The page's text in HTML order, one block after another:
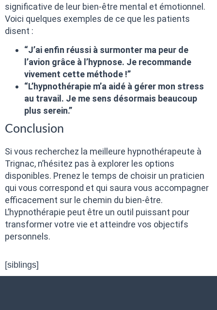
significative de leur bien-être mental et émotionnel.
Voici quelques exemples de ce que les patients
disent :
“J’ai enfin réussi à surmonter ma peur de
l’avion grâce à l’hypnose. Je recommande
vivement cette méthode !”
“L’hypnothérapie m’a aidé à gérer mon stress
au travail. Je me sens désormais beaucoup
plus serein.”
Conclusion
Si vous recherchez la meilleure hypnothérapeute à
Trignac, n’hésitez pas à explorer les options
disponibles. Prenez le temps de choisir un praticien
qui vous correspond et qui saura vous accompagner
efficacement sur le chemin du bien-être.
L’hypnothérapie peut être un outil puissant pour
transformer votre vie et atteindre vos objectifs
personnels.
[siblings]